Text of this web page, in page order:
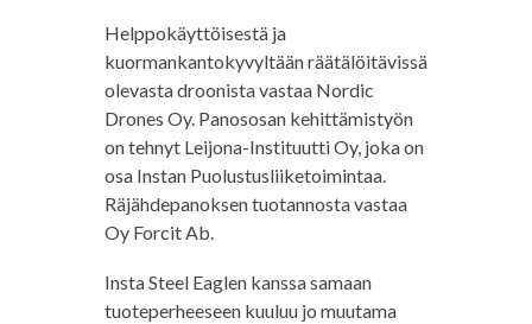
Helppokäyttöisestä ja
kuormankantokyvyltään räätälöitävissä
olevasta droonista vastaa Nordic
Drones Oy. Panososan kehittämistyön
on tehnyt Leijona-Instituutti Oy, joka on
osa Instan Puolustusliiketoimintaa.
Räjähdepanoksen tuotannosta vastaa
Oy Forcit Ab.
Insta Steel Eaglen kanssa samaan
tuoteperheeseen kuuluu jo muutama